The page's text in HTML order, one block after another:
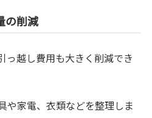
の削減
っ越し費用も大きく削減でき
や家電、衣類などを整理しま